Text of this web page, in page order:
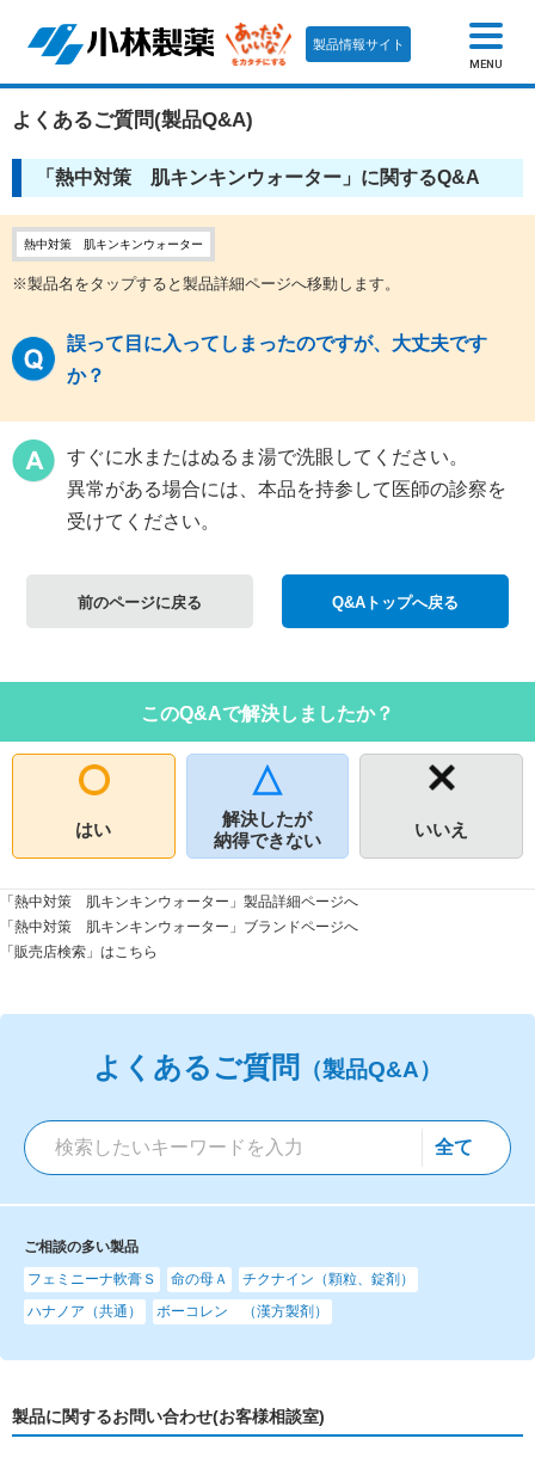
製品情報サイト
MENU
よくあるご質問(製品Q&A)
「熱中対策 肌キンキンウォーター」に関するQ&A
熱中対策 肌キンキンウォーター
※製品名をタップすると製品詳細ページへ移動します。
誤って目に入ってしまったのですが、大丈夫です
か？
すぐに水またはぬるま湯で洗眼してください。
異常がある場合には、本品を持参して医師の診察を
受けてください。
前のページに戻る Q&Aトップへ戻る
このQ&Aで解決しましたか？
はい
解決したが
納得できない
いいえ
「熱中対策 肌キンキンウォーター」製品詳細ページへ
「熱中対策 肌キンキンウォーター」ブランドページへ
「販売店検索」はこちら
よくあるご質問 （製品Q&A）
ご相談の多い製品
フェミニーナ軟膏Ｓ
命の母Ａ
チクナイン（顆粒、錠剤）
ハナノア（共通）
ボーコレン （漢方製剤）
製品に関するお問い合わせ(お客様相談室)